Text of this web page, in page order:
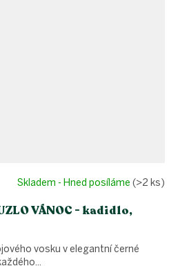
VÁNOC - kadidlo,
Skladem - Hned posíláme (>2 ks)
vosku v elegantní černé